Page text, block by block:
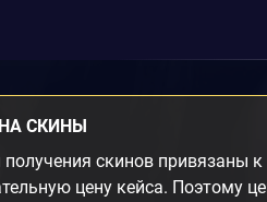
СКИНЫ
скинов привязаны
цену кейса. Поэтому